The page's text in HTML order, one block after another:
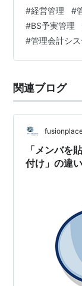
「様々な」は
ますが、これ
際のユーザ様
た。長崎西彼
ったお…
#経営管理 #
#BS予実管理
#管理会計シス
関連ブログ
「メンバを
付け」の違い